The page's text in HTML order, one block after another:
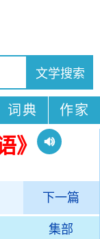
词典 作家
》
下一篇
集部